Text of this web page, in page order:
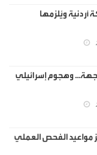
ويُلزمها
وهجوم إسرائيلي
مواعيد الفحص العملي